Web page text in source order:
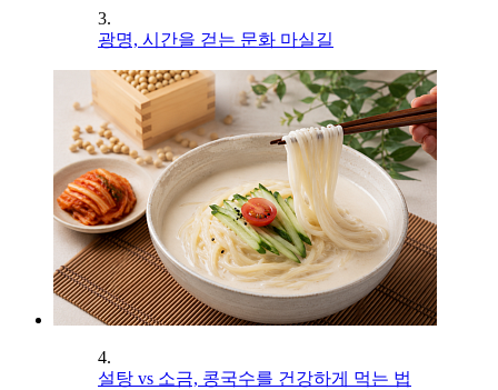
3.
광명, 시간을 걷는 문화 마실길
4.
설탕 vs 소금, 콩국수를 건강하게 먹는 법